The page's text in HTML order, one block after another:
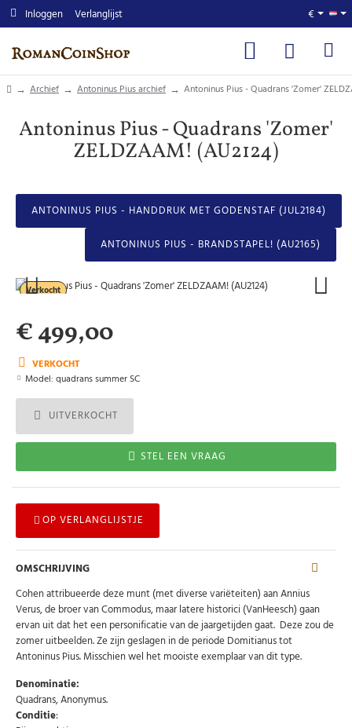
Inloggen Verlanglijst €
homeArchief Antoninus Pius archief Antoninus Pius - Quadrans 'Zomer'
Antoninus Pius - Quadrans 'Zomer'
ZELDZAAM! (AU2124)
ANTONINUS PIUS - HANDDRUK MET GODENSTAF (JUL2184)
ANTONINUS PIUS - BRANDSTAPEL! (AU2165)
Verkocht
VERKOCHT
Model: quadrans summer SC
€ 499,00
UITVERKOCHT
STEL EEN VRAAG
OP VERLANGLIJSTJE
OMSCHRIJVING
Cohen attribueerde deze munt (met diverse variëteiten) aan Annius
Verus, de broer van Commodus, maar latere historici (VanHeesch) gaan
ervan uit dat het een personificatie van de jaargetijden gaat. Deze zou de
zomer uitbeelden. Ze zijn geslagen in de periode Domitianus tot
Antoninus Pius. Misschien wel het mooiste exemplaar van dit type.
Denominatie:
Quadrans, Anonymus.
Conditie: